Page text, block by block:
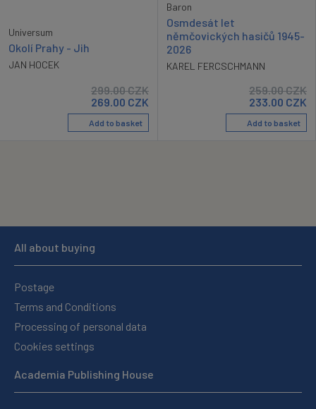
Universum
Okolí Prahy - Jih
JAN HOCEK
299.00CZK
269.00 CZK
Add to basket
Baron
Osmdesát let
němčovických hasičů 1945-
2026
KAREL FERCSCHMANN
259.00CZK
233.00 CZK
Add to basket
All about buying
Postage
Terms and Conditions
Processing of personal data
Cookies settings
Academia Publishing House